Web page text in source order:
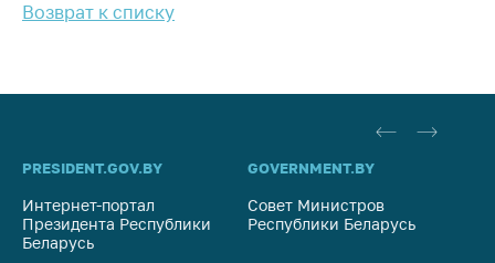
Упрощение условий
субъектов торговли,
общественного
питания, бытового
обслуживания
Возврат к списку
PRESIDENT.GOV.BY
Интернет-портал
Президента Республики
Беларусь
GOVERNMENT.BY
Совет Министров
Республики Беларусь